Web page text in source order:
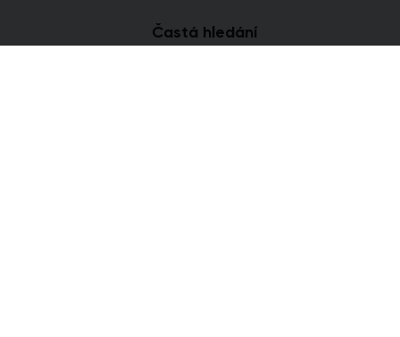
Častá hledání